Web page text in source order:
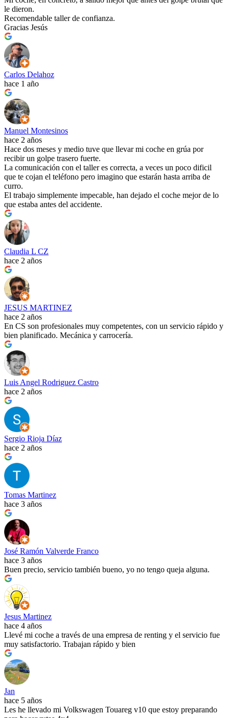
le dieron.
Recomendable taller de confianza.
Gracias Jesús
Carlos Delahoz
hace 1 año
Manuel Montesinos
hace 2 años
Hace dos meses y medio tuve que llevar mi coche en grúa por
recibir un golpe trasero fuerte.
La comunicación con el taller es correcta, a veces un poco dificil
que te cojan el teléfono pero imagino que estarán hasta arriba de
curro.
El trabajo simplemente impecable, han dejado el coche mejor de lo
que estaba antes del accidente.
Claudia L CZ
hace 2 años
JESUS MARTINEZ
hace 2 años
En CS son profesionales muy competentes, con un servicio rápido y
bien planificado. Mecánica y carrocería.
Luis Angel Rodriguez Castro
hace 2 años
Sergio Rioja Díaz
hace 2 años
Tomas Martinez
hace 3 años
José Ramón Valverde Franco
hace 3 años
Buen precio, servicio también bueno, yo no tengo queja alguna.
Jesus Martinez
hace 4 años
Llevé mi coche a través de una empresa de renting y el servicio fue
muy satisfactorio. Trabajan rápido y bien
Jan
hace 5 años
Les he llevado mi Volkswagen Touareg v10 que estoy preparando